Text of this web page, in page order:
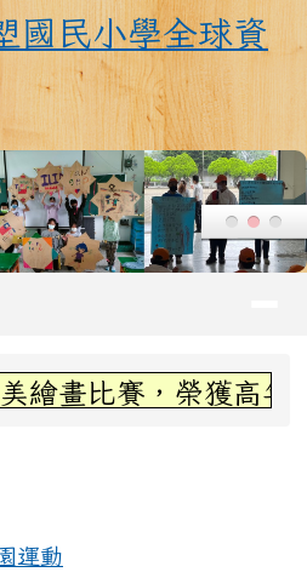
民小學全球資訊
國民小學全球資
畫比賽，榮獲高年級
運動